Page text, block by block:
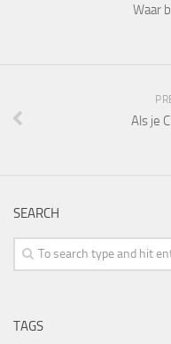
Waar
Als je
SEARCH
TAGS